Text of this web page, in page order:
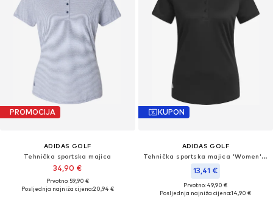
PROMOCIJA
ADIDAS GOLF
Tehnička sportska majica
34,90 €
Prvotno: 59,90 €
Posljednja najniža cijena:20,94 €
KUPON
ADIDAS GOLF
Tehnička sportska majica 'Women's Solid Performance Short Sleeve Polo'
13,41 €
Prvotno: 49,90 €
Posljednja najniža cijena:14,90 €